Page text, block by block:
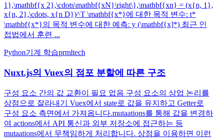
1},\mathbf{x 2},\cdots\mathbf{xN}\right\},\mathbf{xn} = (x{n, 1},
x{n, 2},\cdots, x{n D})^T \mathbf{x*}에 대한 목적 변수: t*
\mathbf{x*}의 목적 변수에 대한 예측: y (\mathbf{x]*) 최근 인
접법에서 훈련 ...
Python기계 학습prmltech
Nuxt.js의 Vuex의 점포 분할에 따른 구조
구성 요소 간의 값 교환이 필요 없음 구성 요소의 상업 논리를
상점으로 잘라내기 Vuex에서 state로 값을 유지하고 Getter로
구성 요소 측면에서 가져옵니다.mutaations를 통해 값을 변경하
여 actions에서 API 통신과 외부 저장소에 접근하는 등
mutaations에서 무책임하게 처리합니다. 상점을 이용하면 이런